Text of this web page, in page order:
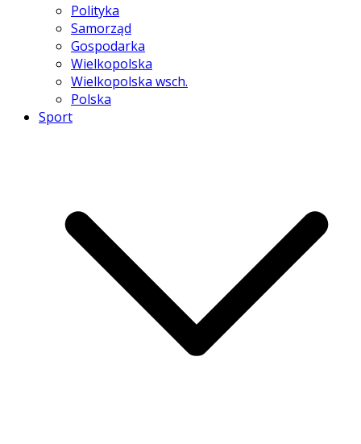
Polityka
Samorząd
Gospodarka
Wielkopolska
Wielkopolska wsch.
Polska
Sport